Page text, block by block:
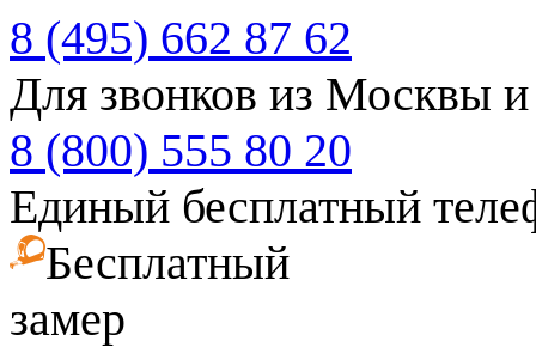
8 (495) 662 87 62
Для звонков из Москвы
8 (800) 555 80 20
Единый бесплатный
Бесплатный
замер